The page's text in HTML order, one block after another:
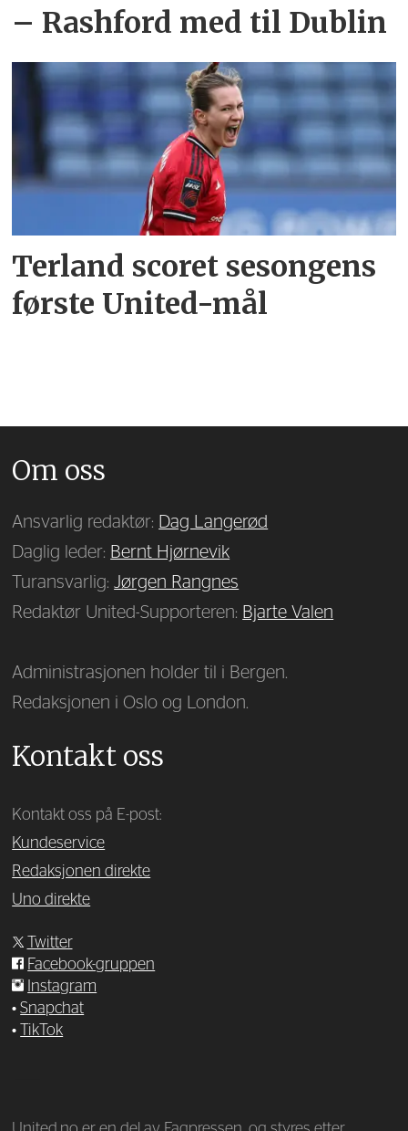
– Rashford med til Dublin
Terland scoret sesongens
første United-mål
Om oss
Ansvarlig redaktør: Dag Langerød
Daglig leder: Bernt Hjørnevik
Turansvarlig:Jørgen Rangnes
Redaktør United-Supporteren: Bjarte Valen
Administrasjonen holder til i Bergen.
Redaksjonen i Oslo og London.
Kontakt oss
Kontakt oss på E-post:
Kundeservice
Redaksjonen direkte
Uno direkte
Twitter
Facebook-gruppen
Instagram
•Snapchat
•
TikTok